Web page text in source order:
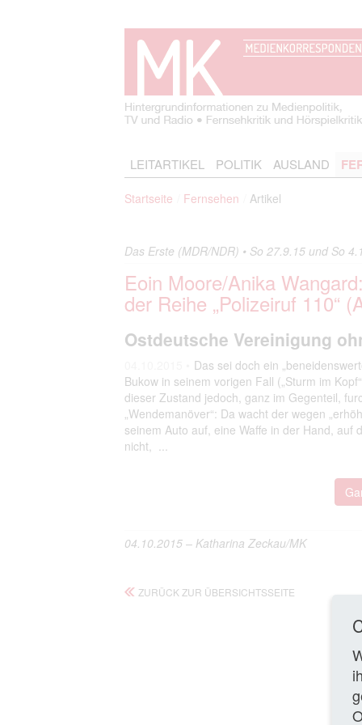
LEITARTIKEL POLITIK AUSLAND
Startseite Fernsehen Artikel
Das Erste (MDR/NDR) • So 27.9.15 und So
Eoin Moore/Anika Wangard:
der Reihe „Polizeiruf 110“
Ostdeutsche Vereinigung
Das sei doch ein
Bukow in seinem vorigen Fall („Sturm im
dieser Zustand jedoch, ganz im Gegenteil,
„Wendemanöver“: Da wacht der wegen
seinem Auto auf, eine Waffe in der Hand,
nicht, ...
04.10.2015 – Katharina Zeckau/MK
ZURÜCK ZUR ÜBERSICHTSSEITE